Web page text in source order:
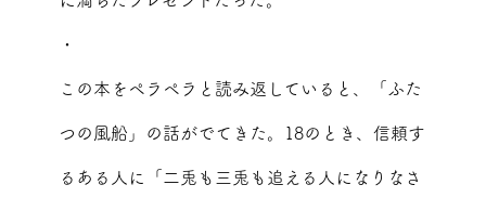
・
この本をペラペラと読み返していると、「ふた
つの風船」の話がでてきた。18のとき、信頼す
るある人に「二兎も三兎も追える人になりなさ